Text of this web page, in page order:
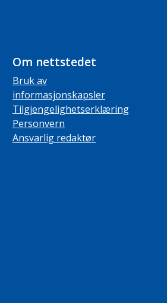
Om nettstedet
Bruk av
informasjonskapsler
Tilgjengelighetserklæring
Personvern
Ansvarlig redaktør